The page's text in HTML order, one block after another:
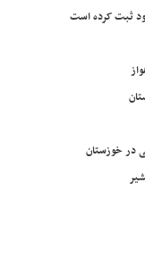
ثبت کرده است
در خوزستان